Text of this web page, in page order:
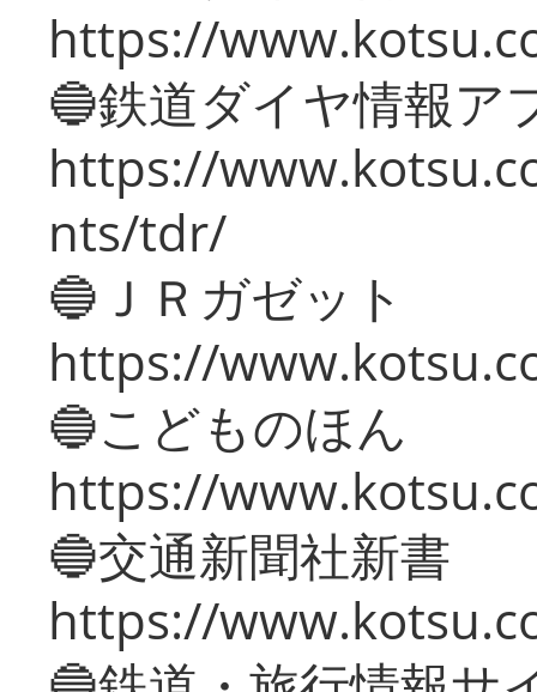
https://
🔵鉄道ダイヤ情報ア
https://
nts/tdr/
🔵ＪＲガゼット
https://
🔵こどものほん
https://
🔵交通新聞社新書
https://